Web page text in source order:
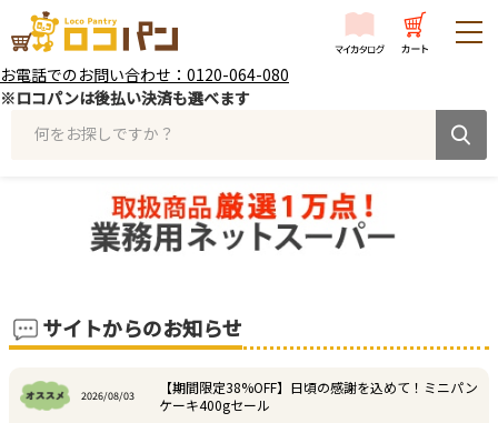
お電話でのお問い合わせ：0120-064-080
※ロコパンは後払い決済も選べます
何をお探しですか？
サイトからのお知らせ
2026/08/03
【期間限定38%OFF】日頃の感謝を込めて！ミニパン
ケーキ400gセール